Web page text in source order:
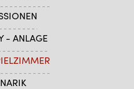
- ANLAGE